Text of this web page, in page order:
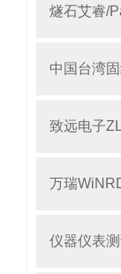
燧石艾睿/
中国台湾
致远电子
万瑞
仪器仪表